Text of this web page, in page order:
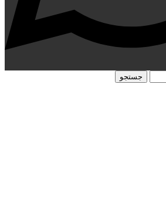
جستجو